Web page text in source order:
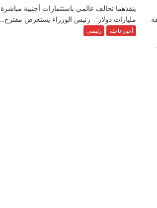
مليارات دولار: رئيس الوزراء يستعرض مقترح...
أخبارعاجلة رئيسي